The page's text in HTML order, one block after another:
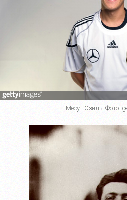
Месут Озиль. Фото: